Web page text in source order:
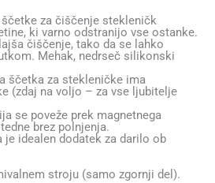
za čiščenje stekleničk
ki varno odstranijo vse ostanke.
čiščenje, tako da se lahko
Mehak, nedrseč silikonski
ščetka za stekleničke ima
(zdaj na voljo – za vse ljubitelje
se poveže prek magnetnega
brez polnjenja.
idealen dodatek za darilo ob
stroju (samo zgornji del).